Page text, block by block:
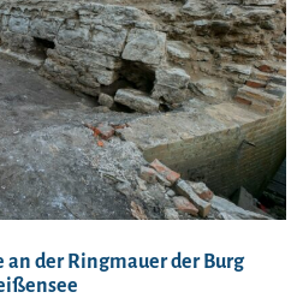
an der Ringmauer der Burg